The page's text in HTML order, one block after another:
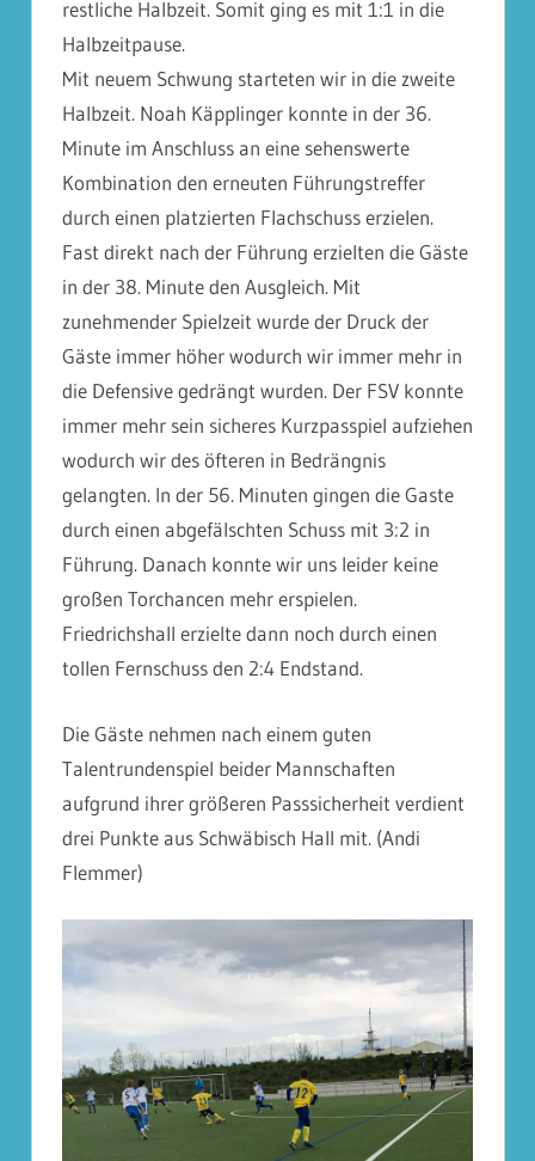
restliche Halbzeit. Somit ging es mit 1:1 in die
Halbzeitpause.
Mit neuem Schwung starteten wir in die zweite
Halbzeit. Noah Käpplinger konnte in der 36.
Minute im Anschluss an eine sehenswerte
Kombination den erneuten Führungstreffer
durch einen platzierten Flachschuss erzielen.
Fast direkt nach der Führung erzielten die Gäste
in der 38. Minute den Ausgleich. Mit
zunehmender Spielzeit wurde der Druck der
Gäste immer höher wodurch wir immer mehr in
die Defensive gedrängt wurden. Der FSV konnte
immer mehr sein sicheres Kurzpasspiel aufziehen
wodurch wir des öfteren in Bedrängnis
gelangten. In der 56. Minuten gingen die Gaste
durch einen abgefälschten Schuss mit 3:2 in
Führung. Danach konnte wir uns leider keine
großen Torchancen mehr erspielen.
Friedrichshall erzielte dann noch durch einen
tollen Fernschuss den 2:4 Endstand.
Die Gäste nehmen nach einem guten
Talentrundenspiel beider Mannschaften
aufgrund ihrer größeren Passsicherheit verdient
drei Punkte aus Schwäbisch Hall mit. (Andi
Flemmer)